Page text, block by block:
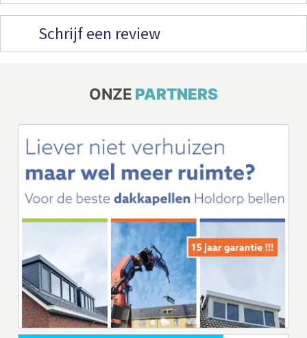
Schrijf een review
ONZE PARTNERS